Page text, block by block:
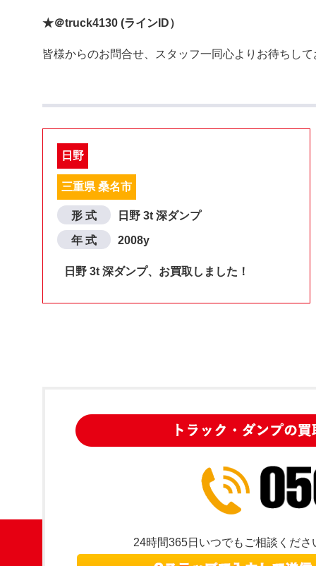
★＠truck4130 (ラインID）
皆様からのお問合せ、スタッフ一同心よりお待ちし
日野
三重県 桑名市
形 式 日野 3t 深ダンプ
年 式 2008y
日野 3t 深ダンプ、お買取しました！
24時間365日いつでもご相談くださ